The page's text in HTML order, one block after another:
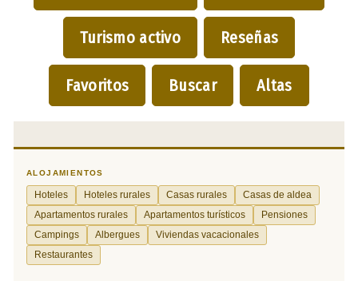
Turismo activo Reseñas
Favoritos Buscar Altas